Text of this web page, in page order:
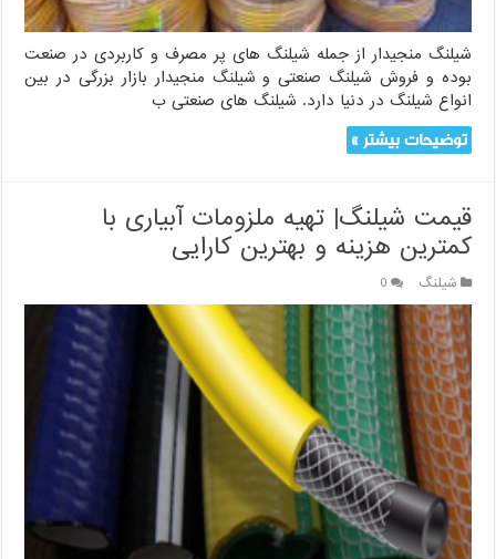
شیلنگ منجیدار از جمله شیلنگ های پر مصرف و کاربردی در صنعت
بوده و فروش شیلنگ صنعتی و شیلنگ منجیدار بازار بزرگی در بین
انواع شیلنگ در دنیا دارد. شیلنگ های صنعتی ب
توضیحات بیشتر »
قیمت شیلنگ| تهیه ملزومات آبیاری با
کمترین هزینه و بهترین کارایی
شیلنگ 0